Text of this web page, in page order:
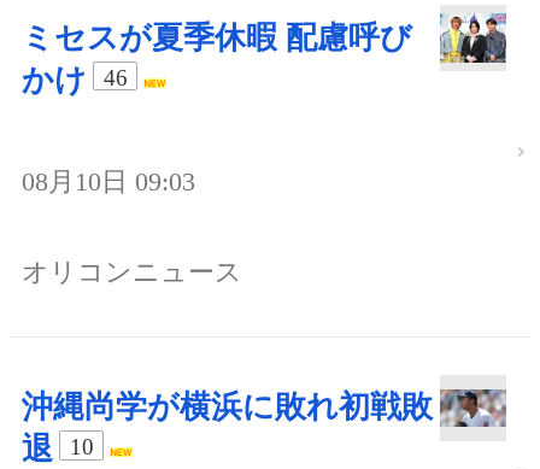
ミセスが夏季休暇 配慮呼び
かけ
46
08月10日 09:03
オリコンニュース
沖縄尚学が横浜に敗れ初戦敗
退
10